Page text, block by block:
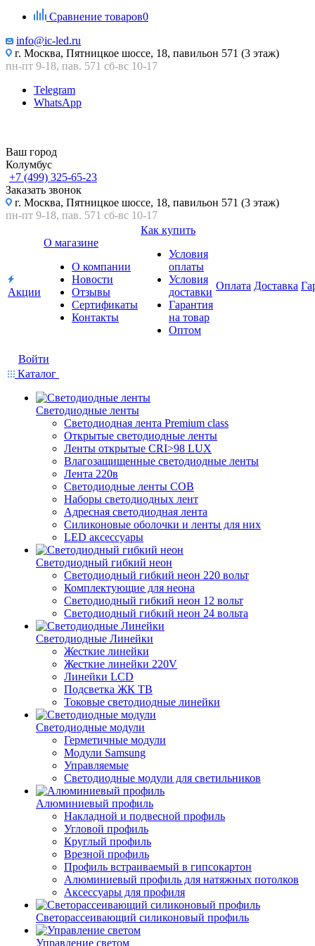
Сравнение товаров0
info@ic-led.ru
г. Москва, Пятницкое шоссе, 18, павильон 571 (3 этаж)
пн-пт 9-18, пав. 571 сб-вс 10-17
Telegram
WhatsApp
Ваш город
Колумбус
+7 (499) 325-65-23
Заказать звонок
г. Москва, Пятницкое шоссе, 18, павильон 571 (3 этаж)
пн-пт 9-18, пав. 571 сб-вс 10-17
Акции
О магазине
О компании
Новости
Отзывы
Сертификаты
Контакты
Как купить
Условия
оплаты
Условия
доставки
Гарантия
на товар
Оптом
Оплата Доставка
Войти
Каталог
Светодиодные ленты
Светодиодная лента Premium class
Открытые светодиодные ленты
Ленты открытые CRI>98 LUX
Влагозащищенные светодиодные ленты
Лента 220в
Светодиодные ленты COB
Наборы светодиодных лент
Адресная светодиодная лента
Силиконовые оболочки и ленты для них
LED аксессуары
Светодиодный гибкий неон
Светодиодный гибкий неон 220 вольт
Комплектующие для неона
Светодиодный гибкий неон 12 вольт
Светодиодный гибкий неон 24 вольта
Светодиодные Линейки
Жесткие линейки
Жесткие линейки 220V
Линейки LCD
Подсветка ЖК ТВ
Токовые светодиодные линейки
Светодиодные модули
Герметичные модули
Модули Samsung
Управляемые
Светодиодные модули для светильников
Алюминиевый профиль
Накладной и подвесной профиль
Угловой профиль
Круглый профиль
Врезной профиль
Профиль встраиваемый в гипсокартон
Алюминиевый профиль для натяжных потолков
Аксессуары для профиля
Светорассеивающий силиконовый профиль
Управление светом